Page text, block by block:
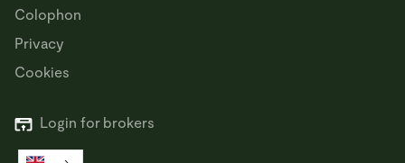
Login for brokers
Colophon
Privacy
Cookies